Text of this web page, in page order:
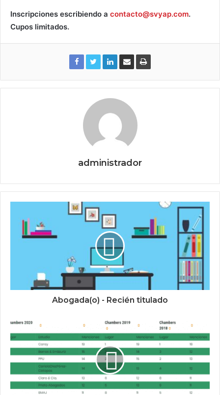
Inscripciones escribiendo a contacto@svyap.com.
Cupos limitados.
administrador
Abogada(o) - Recién titulado